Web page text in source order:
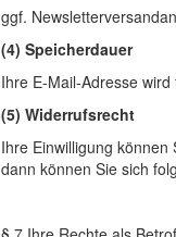
ggf.
(4) Speicherdauer
Ihre E-Mail-Adresse
(5) Widerrufsrecht
Ihre Einwilligung
dann können Sie sich